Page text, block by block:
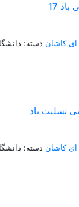
باد
ای کاشان دسته:
تسلیت باد
ای کاشان دسته: